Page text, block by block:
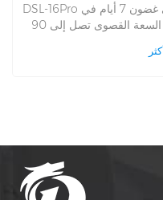
DSL-16Pro متوفر في المخزن ونضمن التسليم في غضون 7 أيام في
الوقت المحدد ، ودقة العد> 99.97٪. السعة القصوى تصل إلى 90
الحصول على الخدمة في